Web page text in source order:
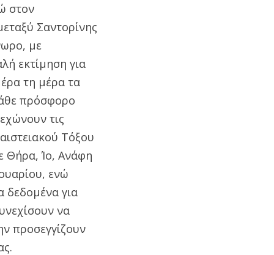
στον
Σαντορίνης
με
εκτίμηση για
τη μέρα τα
πρόσφορο
τις
Τόξου
Θήρα, Ίο, Ανάφη
ενώ
δεδομένα για
να
προσεγγίζουν